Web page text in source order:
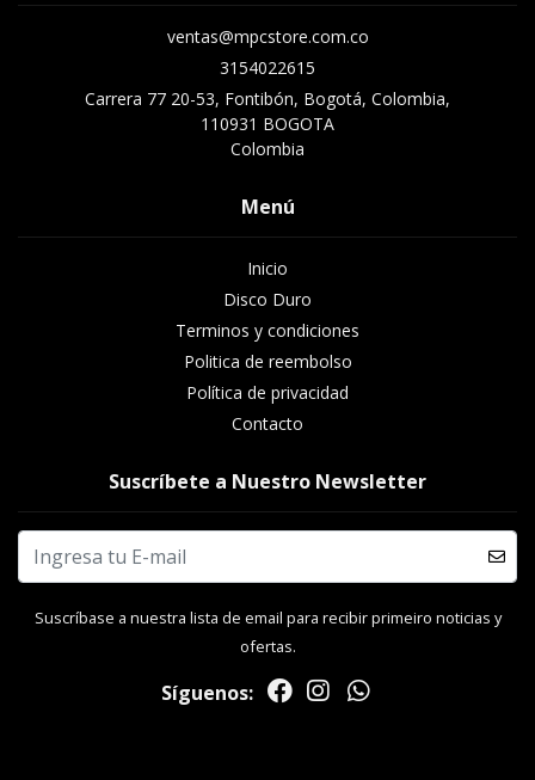
ventas@mpcstore.com.co
3154022615
Carrera 77 20-53, Fontibón, Bogotá, Colombia,
110931 BOGOTA
Colombia
Menú
Inicio
Disco Duro
Terminos y condiciones
Politica de reembolso
Política de privacidad
Contacto
Suscríbete a Nuestro Newsletter
Suscríbase a nuestra lista de email para recibir primeiro noticias y
ofertas.
Síguenos: